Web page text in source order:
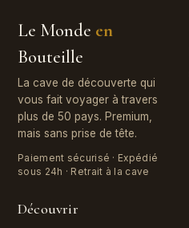
Le Monde en
Bouteille
La cave de découverte qui
vous fait voyager à travers
plus de 50 pays. Premium,
mais sans prise de tête.
Paiement sécurisé · Expédié
sous 24h · Retrait à la cave
Découvrir